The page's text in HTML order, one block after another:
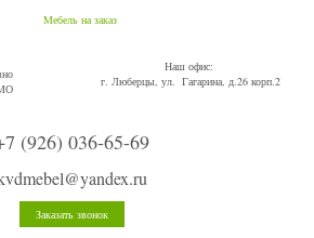
Наш офис:
г. Люберцы, ул. Гагарина, д.26 корп.2
(926) 036-65-69
Заказать звонок